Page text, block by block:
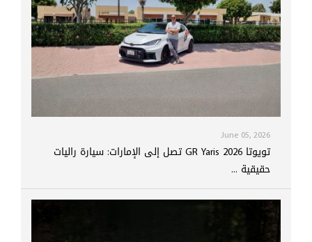
June 05, 2026
تويوتا GR Yaris 2026 تصل إلى الإمارات: سيارة راليات
حقيقية ...